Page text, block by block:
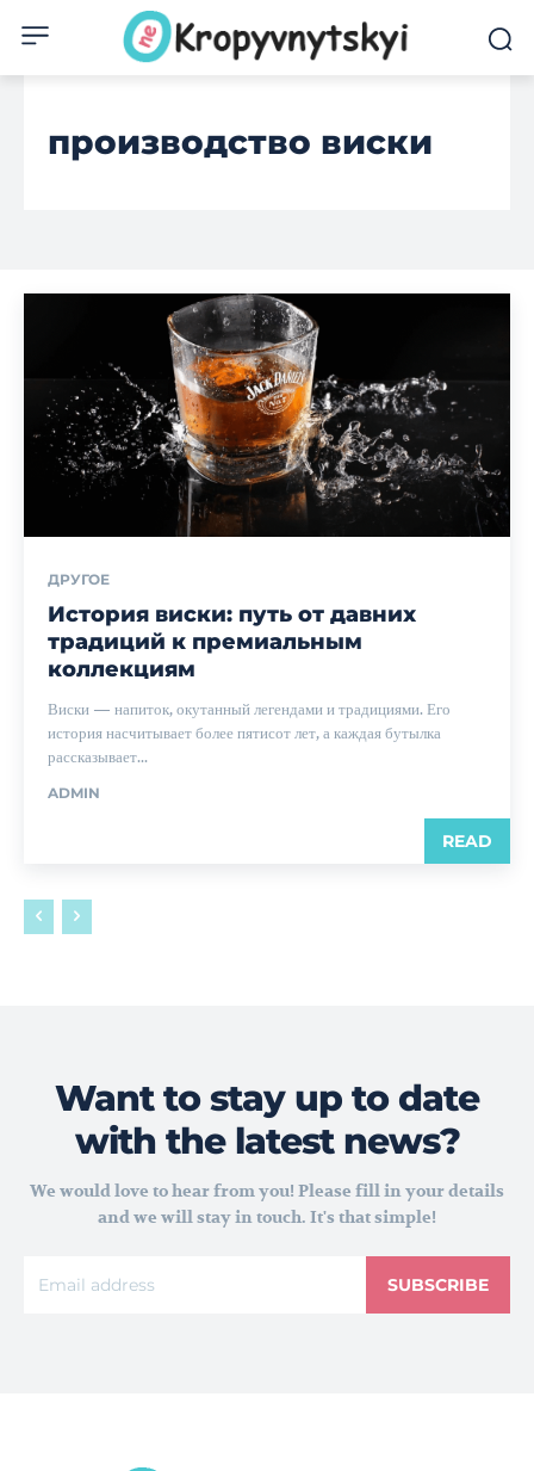
производство виски
ДРУГОЕ
История виски: путь от давних
традиций к премиальным
коллекциям
Виски — напиток, окутанный легендами и традициями. Его
история насчитывает более пятисот лет, а каждая бутылка
рассказывает...
ADMIN
READ
Want to stay up to date
with the latest news?
We would love to hear from you! Please fill in your details
and we will stay in touch. It's that simple!
SUBSCRIBE